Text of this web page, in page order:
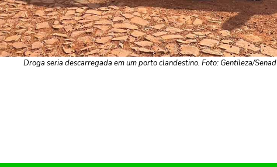
Droga seria descarregada em um porto clandestino. Foto: Gentileza/Senad